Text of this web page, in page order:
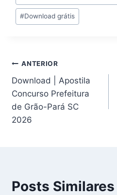
do
Post:
#Download grátis
Navegação
de
Post
ANTERIOR
Download | Apostila
Concurso Prefeitura
de Grão-Pará SC
2026
Posts Similares